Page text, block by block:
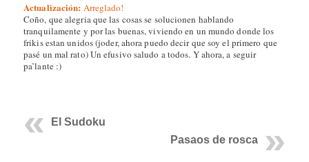
Actualización: Arreglado!
Coño, que alegria que las cosas se solucionen hablando
tranquilamente y por las buenas, viviendo en un mundo donde los
frikis estan unidos (joder, ahora puedo decir que soy el primero que
pasé un mal rato) Un efusivo saludo a todos. Y ahora, a seguir
pa’lante :)
El Sudoku
Pasaos de rosca